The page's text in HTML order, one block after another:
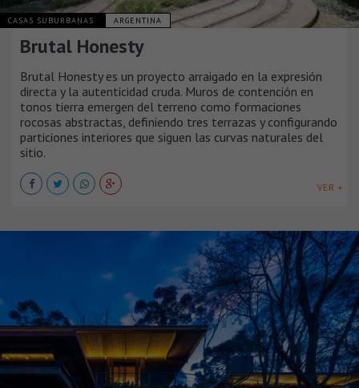
CASAS SUBURBANAS ARGENTINA
Brutal Honesty
Brutal Honesty es un proyecto arraigado en la expresión
directa y la autenticidad cruda. Muros de contención en
tonos tierra emergen del terreno como formaciones
rocosas abstractas, definiendo tres terrazas y configurando
particiones interiores que siguen las curvas naturales del
sitio.
VER +